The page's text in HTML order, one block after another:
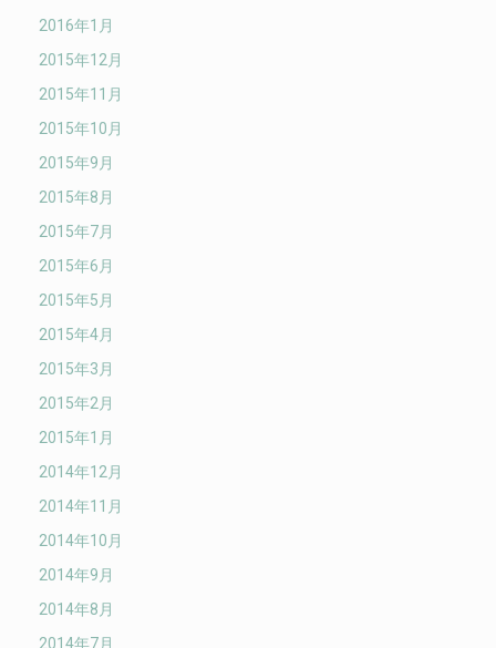
2016年1月
2015年12月
2015年11月
2015年10月
2015年9月
2015年8月
2015年7月
2015年6月
2015年5月
2015年4月
2015年3月
2015年2月
2015年1月
2014年12月
2014年11月
2014年10月
2014年9月
2014年8月
2014年7月